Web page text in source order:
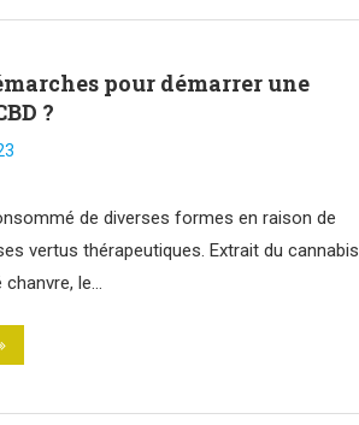
pour démarrer une
?
de diverses formes en raison de
vertus thérapeutiques. Extrait du cannabis
chanvre, le…